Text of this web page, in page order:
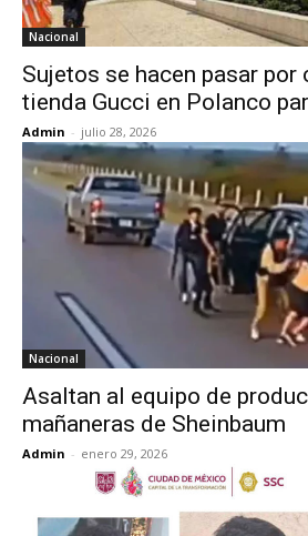
Nacional
Sujetos se hacen pasar por
tienda Gucci en Polanco
Admin - julio 28, 2026
Nacional
Asaltan al equipo de
mañaneras de Sheinbaum
Admin - enero 29, 2026